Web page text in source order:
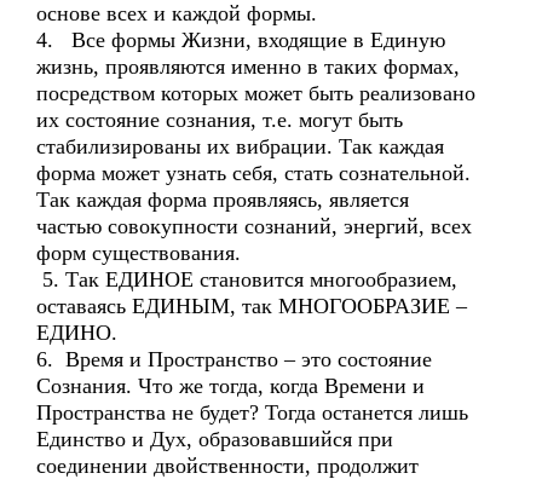
основе всех и каждой формы.
4. Все формы Жизни, входящие в Единую
жизнь, проявляются именно в таких формах,
посредством которых может быть реализовано
их состояние сознания, т.е. могут быть
стабилизированы их вибрации. Так каждая
форма может узнать себя, стать сознательной.
Так каждая форма проявляясь, является
частью совокупности сознаний, энергий, всех
форм существования.
5. Так ЕДИНОЕ становится многообразием,
оставаясь ЕДИНЫМ, так МНОГООБРАЗИЕ –
ЕДИНО.
6. Время и Пространство – это состояние
Сознания. Что же тогда, когда Времени и
Пространства не будет? Тогда останется лишь
Единство и Дух, образовавшийся при
соединении двойственности, продолжит